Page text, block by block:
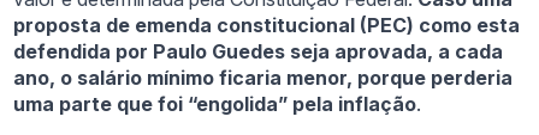
proposta de emenda constitucional (PEC) como esta
defendida por Paulo Guedes seja aprovada, a cada
ano, o salário mínimo ficaria menor, porque perderia
uma parte que foi “engolida” pela inflação.